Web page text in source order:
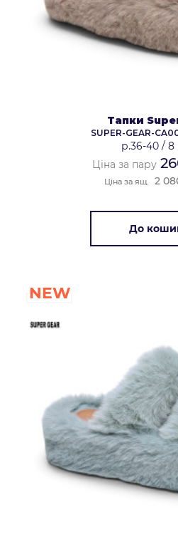
Тапки
SUPER-GEAR-
р.36-40 / 8
Ціна за пару
Ціна за ящ. 2
До
NEW